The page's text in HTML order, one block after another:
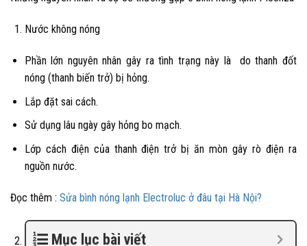
Nước không nóng
Phần lớn nguyên nhân gây ra tình trạng này là
do thanh đốt
nóng (thanh biến trở) bị hỏng.
Lắp đặt sai cách.
Sử dụng lâu ngày gây hỏng bo mạch.
Lớp cách điện của thanh điện trở bị ăn mòn gây rò điện ra
nguồn nước.
Đọc thêm : Sửa bình nóng lạnh Electroluc ở đâu tại Hà Nội?
Mục lục bài viết